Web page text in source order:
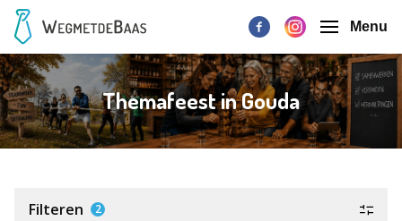
Menu
Themafeest in Gouda
Filteren 2